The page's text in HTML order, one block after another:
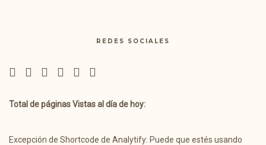
REDES SOCIALES
Total de páginas Vistas al día de hoy:
Excepción de Shortcode de Analytify: Puede que estés usando